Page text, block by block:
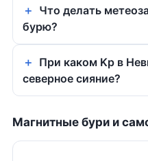
Что делать
бурю?
При каком Kp в
северное сияние?
Магнитные бури и